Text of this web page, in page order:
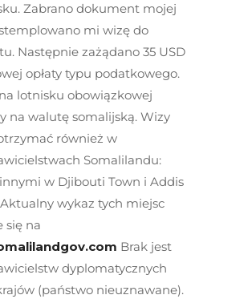
Zabrano dokument mojej
mi wizę do
Następnie zażądano 35 USD
opłaty typu podatkowego.
lotnisku obowiązkowej
na walutę somalijską. Wizy
również w
Somalilandu:
w Djibouti Town i Addis
wykaz tych miejsc
się na
Brak jest
dyplomatycznych
(państwo nieuznawane).